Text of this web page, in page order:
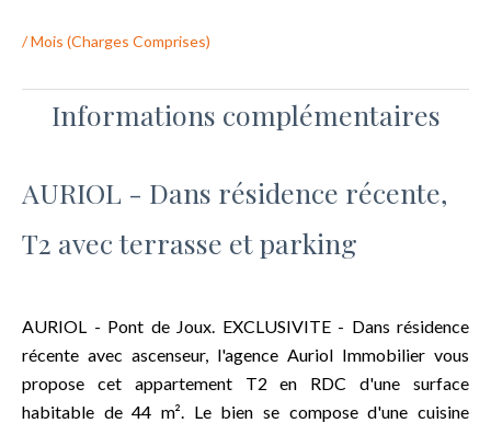
/ Mois (Charges Comprises)
Informations complémentaires
AURIOL - Dans résidence récente,
T2 avec terrasse et parking
AURIOL - Pont de Joux. EXCLUSIVITE - Dans résidence
récente avec ascenseur, l'agence Auriol Immobilier vous
propose cet appartement T2 en RDC d'une surface
habitable de 44 m². Le bien se compose d'une cuisine